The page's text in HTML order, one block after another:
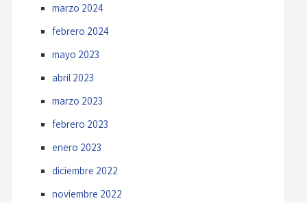
marzo 2024
febrero 2024
mayo 2023
abril 2023
marzo 2023
febrero 2023
enero 2023
diciembre 2022
noviembre 2022